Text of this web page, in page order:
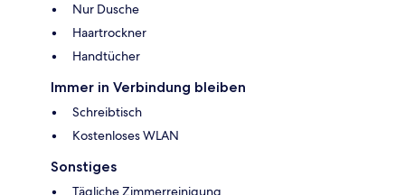
Nur Dusche
Haartrockner
Handtücher
Immer in Verbindung bleiben
Schreibtisch
Kostenloses WLAN
Sonstiges
Tägliche Zimmerreinigung